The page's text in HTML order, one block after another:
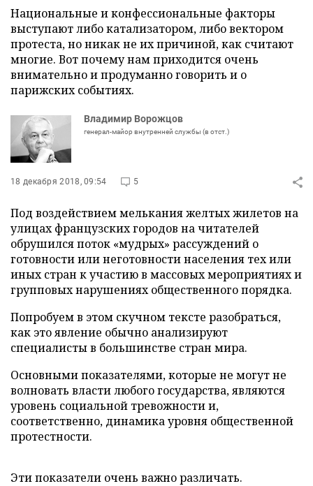
Национальные и конфессиональные факторы
выступают либо катализатором, либо вектором
протеста, но никак не их причиной, как считают
многие. Вот почему нам приходится очень
внимательно и продуманно говорить и о
парижских событиях.
Владимир Ворожцов
генерал-майор внутренней службы (в отст.)
18 декабря 2018, 09:54 5
Под воздействием мелькания желтых жилетов на
улицах французских городов на читателей
обрушился поток «мудрых» рассуждений о
готовности или неготовности населения тех или
иных стран к участию в массовых мероприятиях и
групповых нарушениях общественного порядка.
Попробуем в этом скучном тексте разобраться,
как это явление обычно анализируют
специалисты в большинстве стран мира.
Основными показателями, которые не могут не
волновать власти любого государства, являются
уровень социальной тревожности и,
соответственно, динамика уровня общественной
протестности.
Эти показатели очень важно различать.